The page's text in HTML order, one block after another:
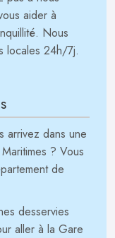
aider à
Nous
locales 24h/7j.
arrivez dans une
? Vous
de
desservies
aller à la Gare